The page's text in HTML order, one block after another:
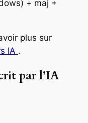
+ maj +
plus sur
IA .
par l’IA